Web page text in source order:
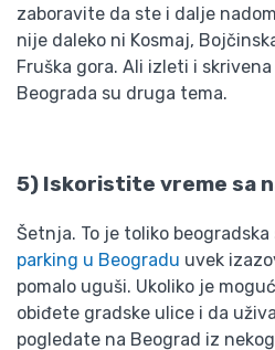
zaboravite da ste i dalje
nije daleko ni Kosmaj,
Fruška gora. Ali izleti i
Beograda su druga tema.
5) Iskoristite vreme sa
Šetnja. To je toliko
parking u Beogradu uvek
pomalo uguši. Ukoliko je
obiđete gradske ulice i da
pogledate na Beograd iz